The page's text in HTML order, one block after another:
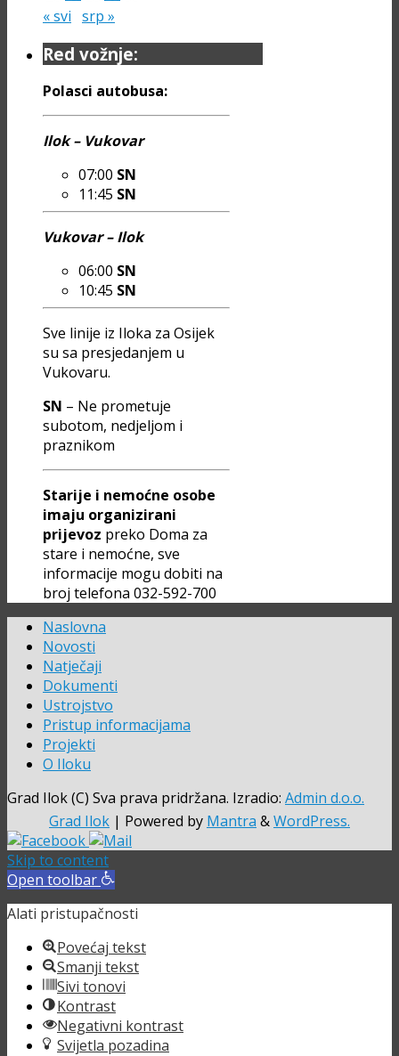
« svi srp »
Red vožnje:
Polasci autobusa:
Ilok – Vukovar
07:00 SN
11:45 SN
Vukovar – Ilok
06:00 SN
10:45 SN
Sve linije iz Iloka za Osijek
su sa presjedanjem u
Vukovaru.
SN – Ne prometuje
subotom, nedjeljom i
praznikom
Starije i nemoćne osobe
imaju organizirani
prijevoz preko Doma za
stare i nemoćne, sve
informacije mogu dobiti na
broj telefona 032-592-700
Naslovna
Novosti
Natječaji
Dokumenti
Ustrojstvo
Pristup informacijama
Projekti
O Iloku
Grad Ilok (C) Sva prava pridržana. Izradio: Admin d.o.o.
Grad Ilok | Powered by Mantra &WordPress.
Skip to content
Open toolbar
Alati pristupačnosti
Povećaj tekst
Smanji tekst
Sivi tonovi
Kontrast
Negativni kontrast
Svijetla pozadina